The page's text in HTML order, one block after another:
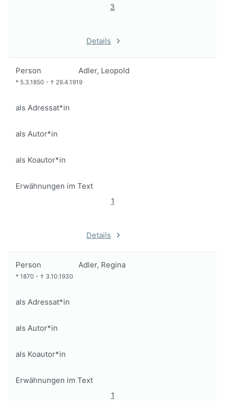
3
Details
Person Adler, Leopold
* 5.3.1850 - † 29.4.1919
als Adressat*in
als Autor*in
als Koautor*in
Erwähnungen im Text
1
Details
Person Adler, Regina
* 1870 - † 3.10.1930
als Adressat*in
als Autor*in
als Koautor*in
Erwähnungen im Text
1